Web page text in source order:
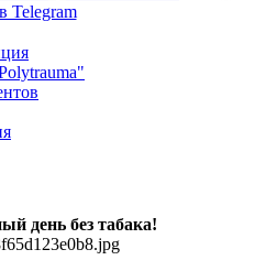
день без табака!